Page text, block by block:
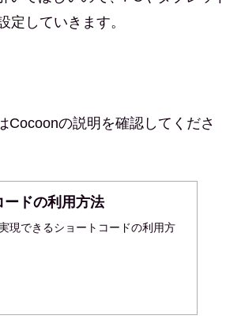
していきます。
Cocoonの説明を確認してくださ
ードの利用方法
現できるショートコードの利用方